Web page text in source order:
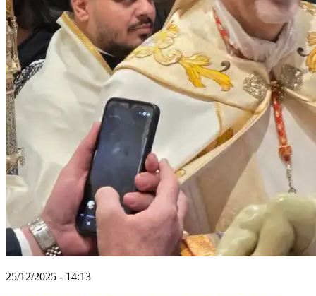
25/12/2025 - 14:13